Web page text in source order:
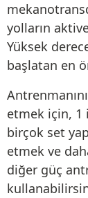
yolların
Yüksek
başlatan en
etmek için, 1
birçok set
etmek ve
diğer güç